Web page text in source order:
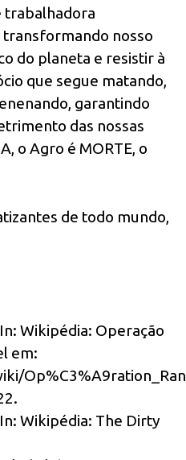
trabalhadora
nosso
do planeta e resistir à
que segue matando,
garantindo
das nossas
o Agro é MORTE, o
de todo mundo,
Wikipédia: Operação
em:
Wikipédia: The Dirty